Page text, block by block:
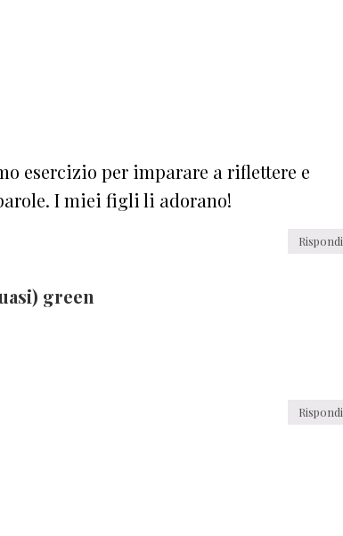
esercizio per imparare a riflettere e
I miei figli li adorano!
Rispondi
green
Rispondi